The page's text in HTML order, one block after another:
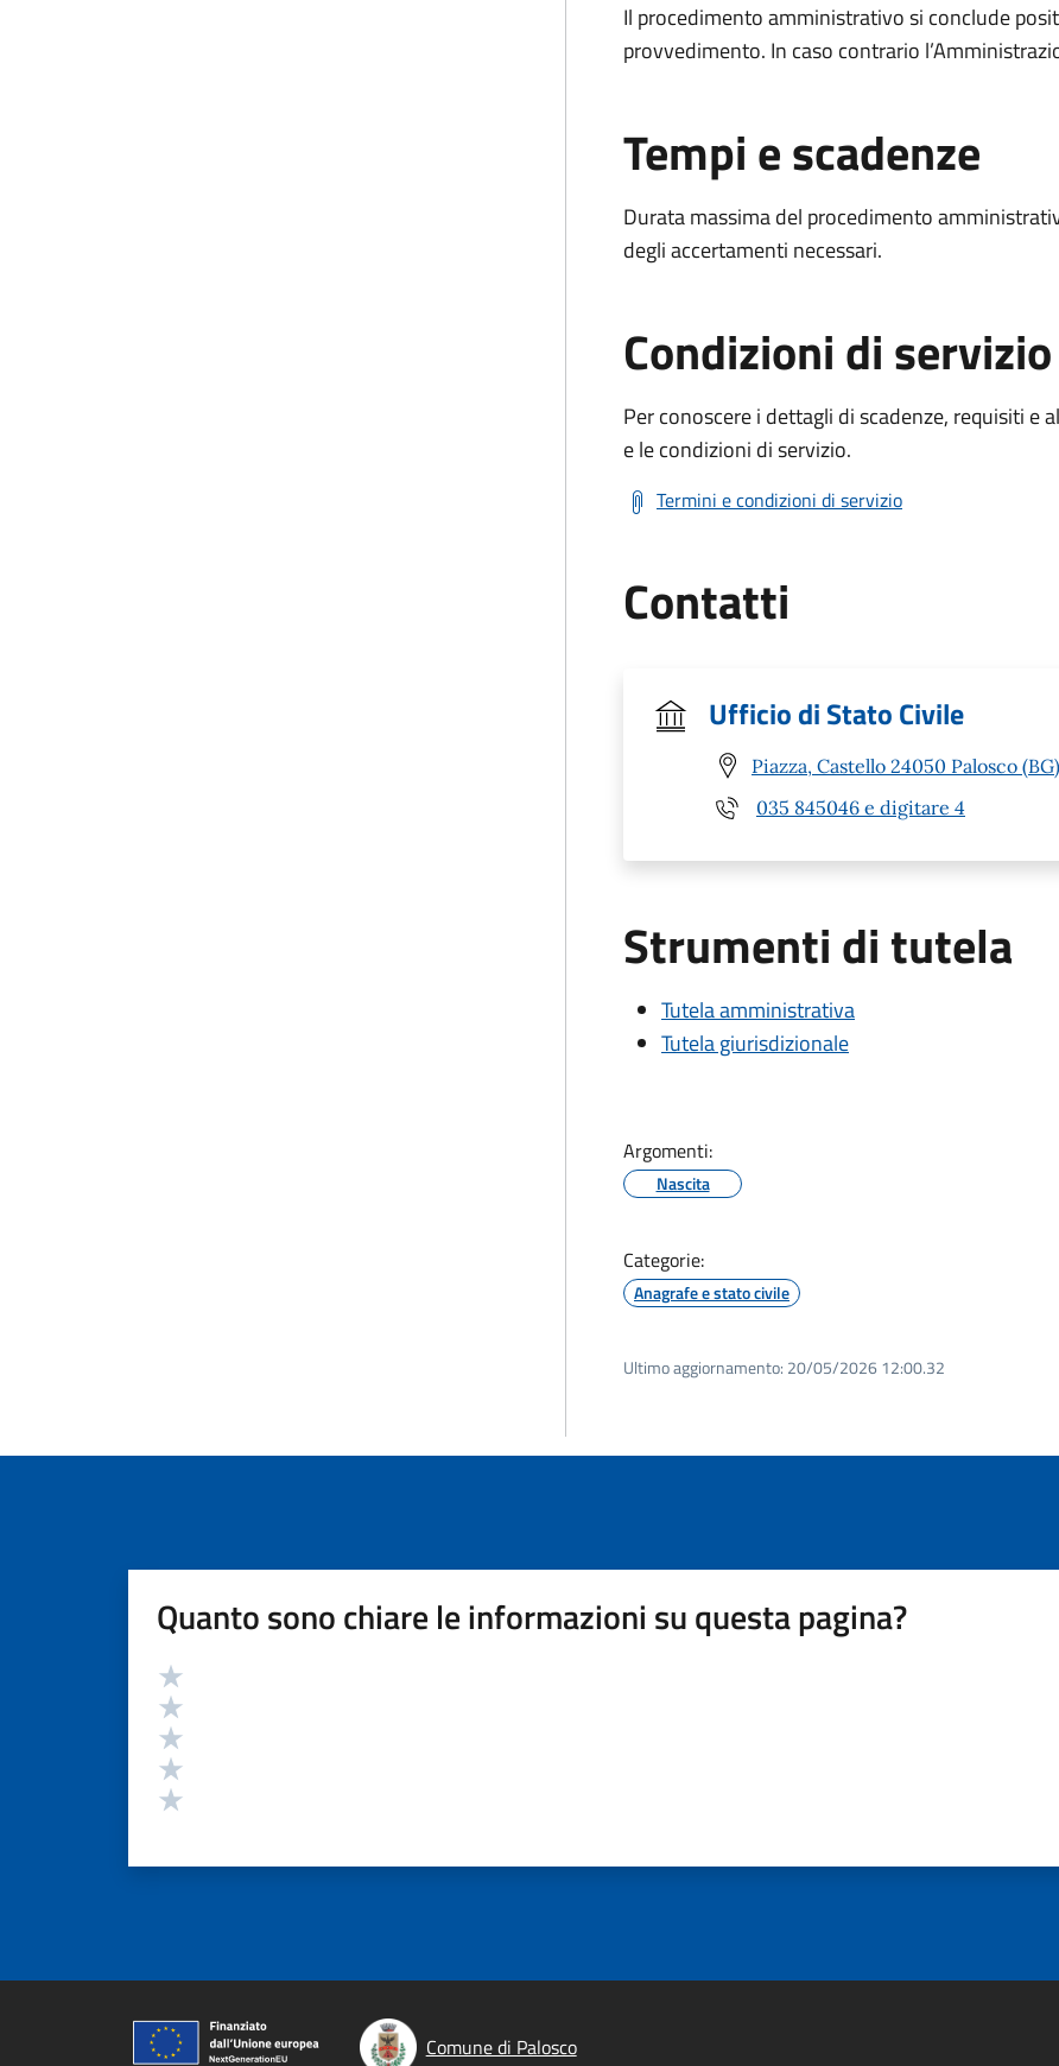
Il procedimento amministrativo si conclude
provvedimento. In caso contrario
Tempi e scadenze
Durata massima del procedimento
degli accertamenti necessari.
Condizioni di servizio
Per conoscere i dettagli di scadenze, requisiti
e le condizioni di servizio.
Termini e condizioni di servizio
Contatti
Ufficio di Stato Civile
Piazza, Castello 24050 Palosco (BG)
035 845046 e digitare 4
Strumenti di tutela
Tutela amministrativa
Tutela giurisdizionale
Argomenti:
Nascita
Categorie:
Anagrafe e stato civile
Ultimo aggiornamento: 20/05/2026 12:00.32
Quanto sono chiare le informazioni su questa pagina?
Valutazione
Comune di Palosco